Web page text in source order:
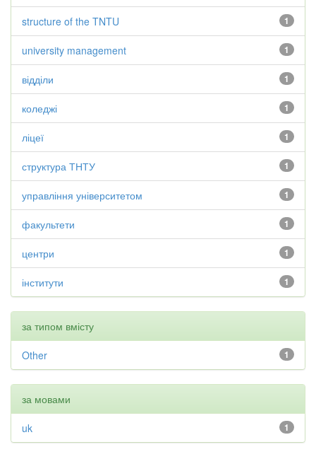
1
structure of the TNTU
1
university management
1
відділи
1
коледжі
1
ліцеї
1
структура ТНТУ
1
управління університетом
1
факультети
1
центри
1
інститути
за типом вмісту
1
Other
за мовами
1
uk